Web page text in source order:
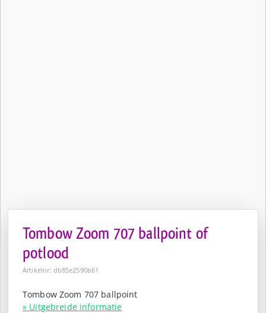
Tombow Zoom 707 ballpoint of
potlood
Artikelnr: db85e2590b61
Tombow Zoom 707 ballpoint
» Uitgebreide informatie